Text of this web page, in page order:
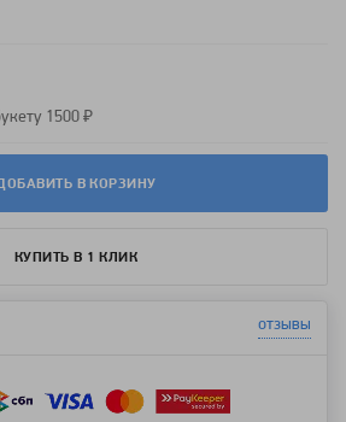
1500 ₽
В КОРЗИНУ
КУПИТЬ В 1 КЛИК
отзывы